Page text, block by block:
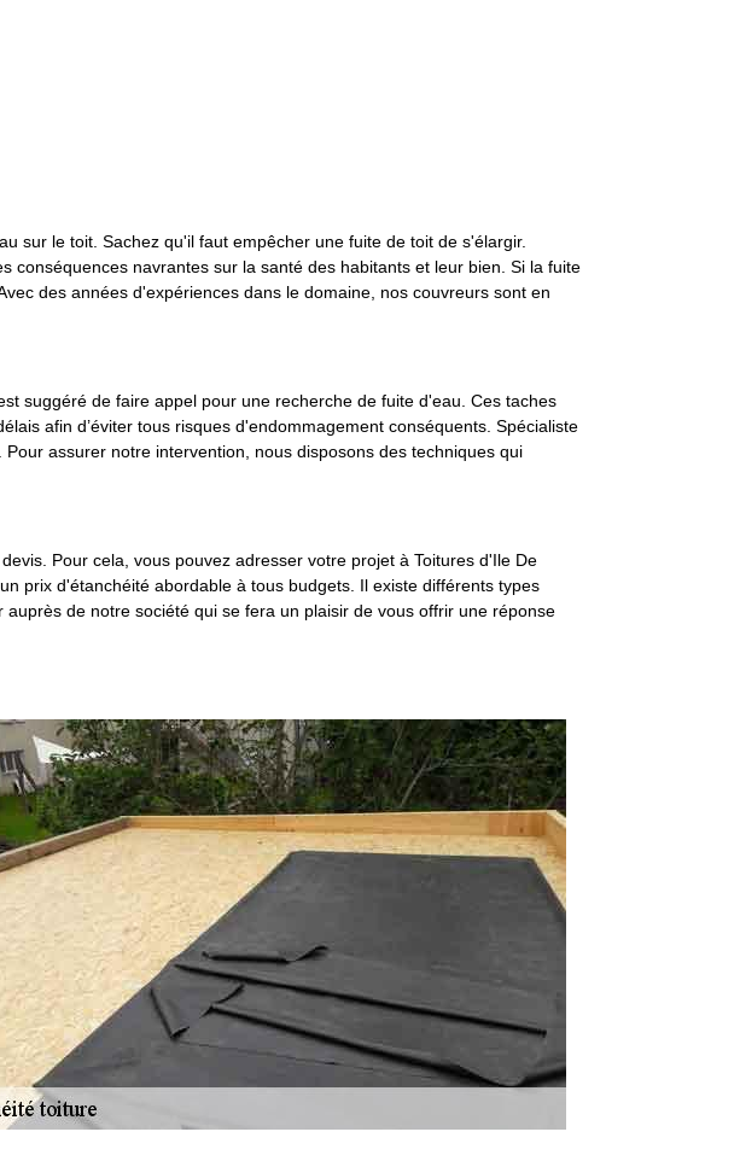
sur le toit. Sachez qu'il faut empêcher une fuite de toit de s'élargir.
conséquences navrantes sur la santé des habitants et leur bien. Si la fuite
des années d'expériences dans le domaine, nos couvreurs sont en
suggéré de faire appel pour une recherche de fuite d'eau. Ces taches
afin d’éviter tous risques d'endommagement conséquents. Spécialiste
assurer notre intervention, nous disposons des techniques qui
Pour cela, vous pouvez adresser votre projet à Toitures d'Ile De
prix d'étanchéité abordable à tous budgets. Il existe différents types
de notre société qui se fera un plaisir de vous offrir une réponse